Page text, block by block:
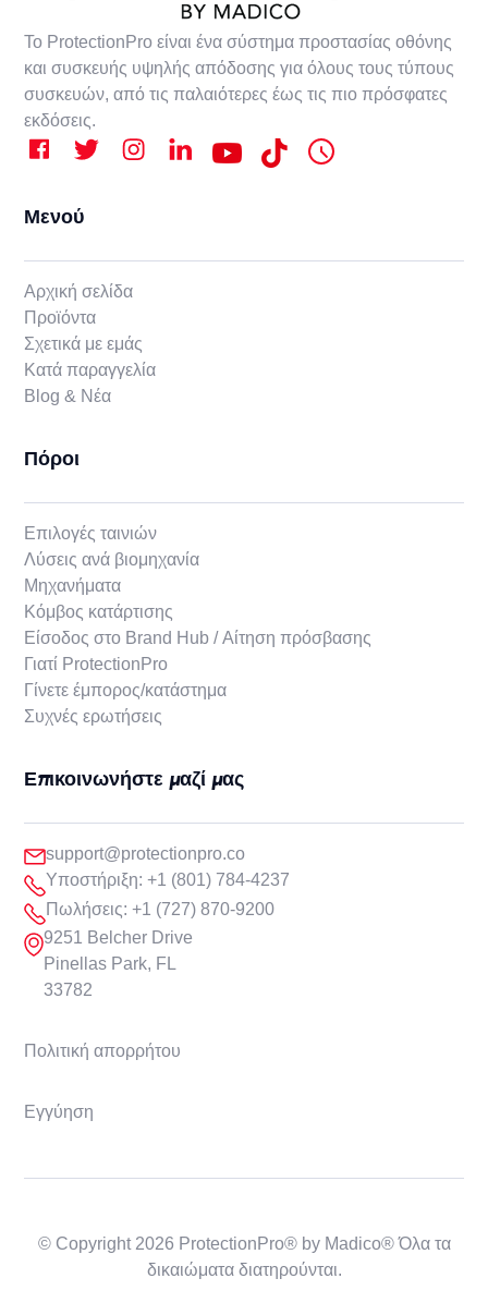
Το ProtectionPro είναι ένα σύστημα προστασίας οθόνης
και συσκευής υψηλής απόδοσης για όλους τους τύπους
συσκευών, από τις παλαιότερες έως τις πιο πρόσφατες
εκδόσεις.
Μενού
Αρχική σελίδα
Προϊόντα
Σχετικά με εμάς
Κατά παραγγελία
Blog & Νέα
Πόροι
Επιλογές ταινιών
Λύσεις ανά βιομηχανία
Μηχανήματα
Κόμβος κατάρτισης
Είσοδος στο Brand Hub / Αίτηση πρόσβασης
Γιατί ProtectionPro
Γίνετε έμπορος/κατάστημα
Συχνές ερωτήσεις
Επικοινωνήστε μαζί μας
support@protectionpro.co
Υποστήριξη: +1 (801) 784-4237
Πωλήσεις: +1 (727) 870-9200
9251 Belcher Drive
Pinellas Park, FL
33782
Πολιτική απορρήτου
Εγγύηση
© Copyright 2026 ProtectionPro® by Madico® Όλα τα
δικαιώματα διατηρούνται.